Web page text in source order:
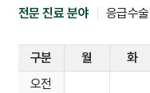
전문 진료 분야
응급수술
구분 월 화
오전